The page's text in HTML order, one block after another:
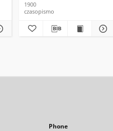
1900
czasopismo
Phone